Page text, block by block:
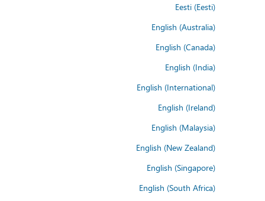
Eesti (Eesti)
English (Australia)
English (Canada)
English (India)
English (International)
English (Ireland)
English (Malaysia)
English (New Zealand)
English (Singapore)
English (South Africa)